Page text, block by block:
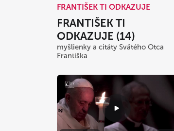
FRANTIŠEK TI ODKAZUJE
FRANTIŠEK TI
ODKAZUJE (14)
myšlienky a citáty Svätého Otca
Františka